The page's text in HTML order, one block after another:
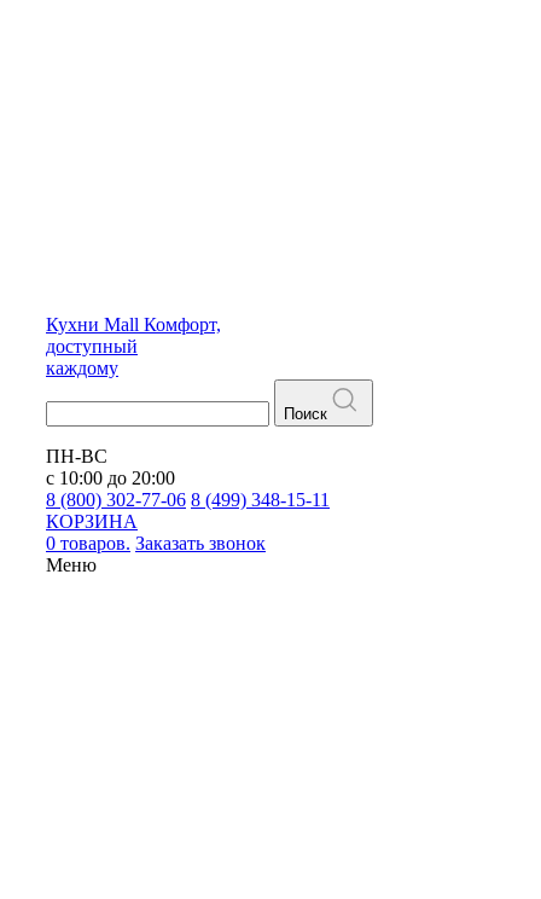
Кухни Mall Комфорт,
доступный
каждому
Поиск
ПН-ВС
с 10:00 до 20:00
8 (800) 302-77-06 8 (499) 348-15-11
КОРЗИНА
0 товаров. Заказать звонок
Меню